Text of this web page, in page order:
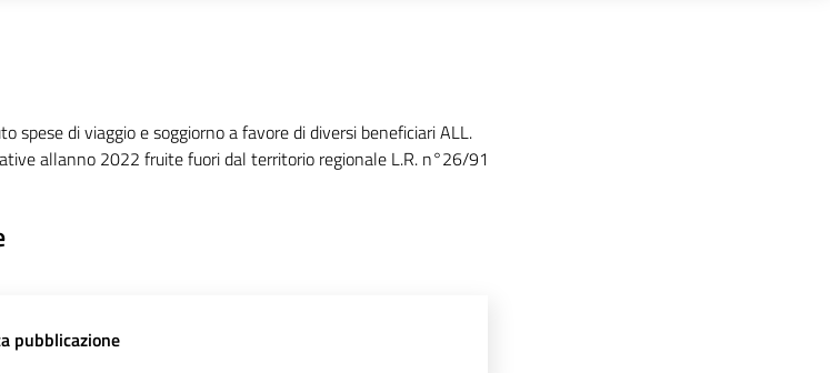
spese di viaggio e soggiorno a favore di diversi beneficiari ALL.
allanno 2022 fruite fuori dal territorio regionale L.R. n°26/91
pubblicazione